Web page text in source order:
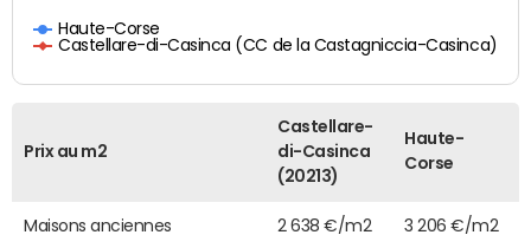
Haute-Corse
Castellare-di-Casinca (CC de la Castagniccia-Casinca)
Prix au m2
Castellare-
di-Casinca
(20213)
Haute-
Corse
Maisons anciennes 2 638 €/m2 3 206 €/m2